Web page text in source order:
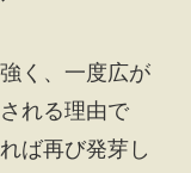
く、一度広が
れる理由で
ば再び発芽し